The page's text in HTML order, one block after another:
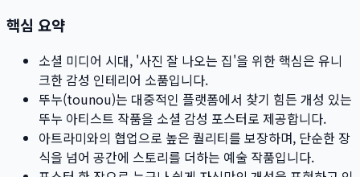
핵심 요약
소셜 미디어 시대, '사진 잘 나오는 집'을 위한 핵심은 유니
크한 감성 인테리어 소품입니다.
뚜누(tounou)는 대중적인 플랫폼에서 찾기 힘든 개성 있는
뚜누 아티스트 작품을 소셜 감성 포스터로 제공합니다.
아트라미와의 협업으로 높은 퀄리티를 보장하며, 단순한 장
식을 넘어 공간에 스토리를 더하는 예술 작품입니다.